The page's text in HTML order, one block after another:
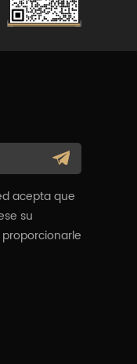
acepta que
su